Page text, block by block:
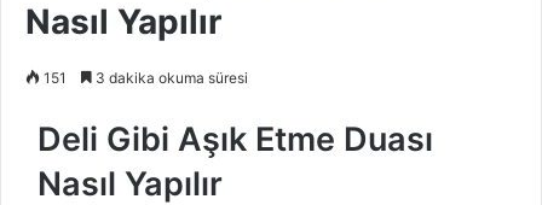
Nasıl Yapılır
151 3 dakika okuma süresi
Deli Gibi Aşık Etme Duası
Nasıl Yapılır